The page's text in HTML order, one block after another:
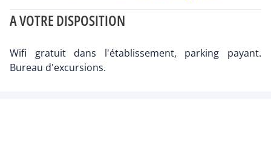
A VOTRE DISPOSITION
Wifi gratuit dans l'établissement, parking payant.
Bureau d'excursions.